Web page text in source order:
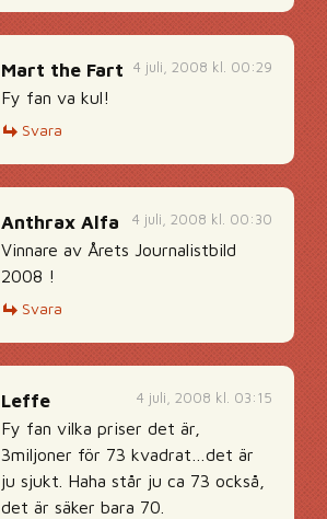
4 juli, 2008 kl. 00:29
Mart the Fart
Fy fan va kul!
Svara
4 juli, 2008 kl. 00:30
Anthrax Alfa
Vinnare av Årets Journalistbild
2008 !
Svara
4 juli, 2008 kl. 03:15
Leffe
Fy fan vilka priser det är,
3miljoner för 73 kvadrat…det är
ju sjukt. Haha står ju ca 73 också,
det är säker bara 70.